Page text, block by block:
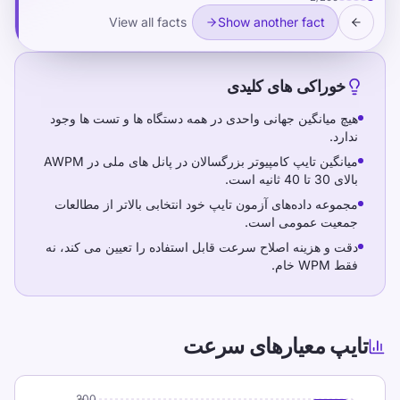
بالاتر از مطالعات جمعیت عمومی است.
دقت و هزینه اصلاح سرعت قابل استفاده را
تعیین می کند، نه فقط WPM خام.
نحوه تفسیر میانگین WPM
قبل از مقایسه نتایج، قالب آزمون خود را با معیار
مطابقت دهید. یک آزمون یک دقیقه ای و یک آزمون
پنج دقیقه ای یکسان نیستند.
اعداد را به‌عنوان باند در نظر بگیرید، نه نمره. از آنها
برای تعیین اهداف تمرینی استفاده کنید، نه برای
برچسب زدن به توانایی.
اگر WPM شما کمتر از باند متوسط ​​است، ابتدا روی
دقت و قرار دادن انگشت تمرکز کنید. پس از تثبیت
Show another fact
View all facts
خوراکی های کلیدی
هیچ میانگین جهانی واحدی در همه دستگاه ها و تست ها وجود
ندارد.
میانگین تایپ کامپیوتر بزرگسالان در پانل های ملی در AWPM
بالای 30 تا 40 ثانیه است.
مجموعه داده‌های آزمون تایپ خود انتخابی بالاتر از مطالعات
جمعیت عمومی است.
دقت و هزینه اصلاح سرعت قابل استفاده را تعیین می کند، نه
فقط WPM خام.
تایپ معیارهای سرعت